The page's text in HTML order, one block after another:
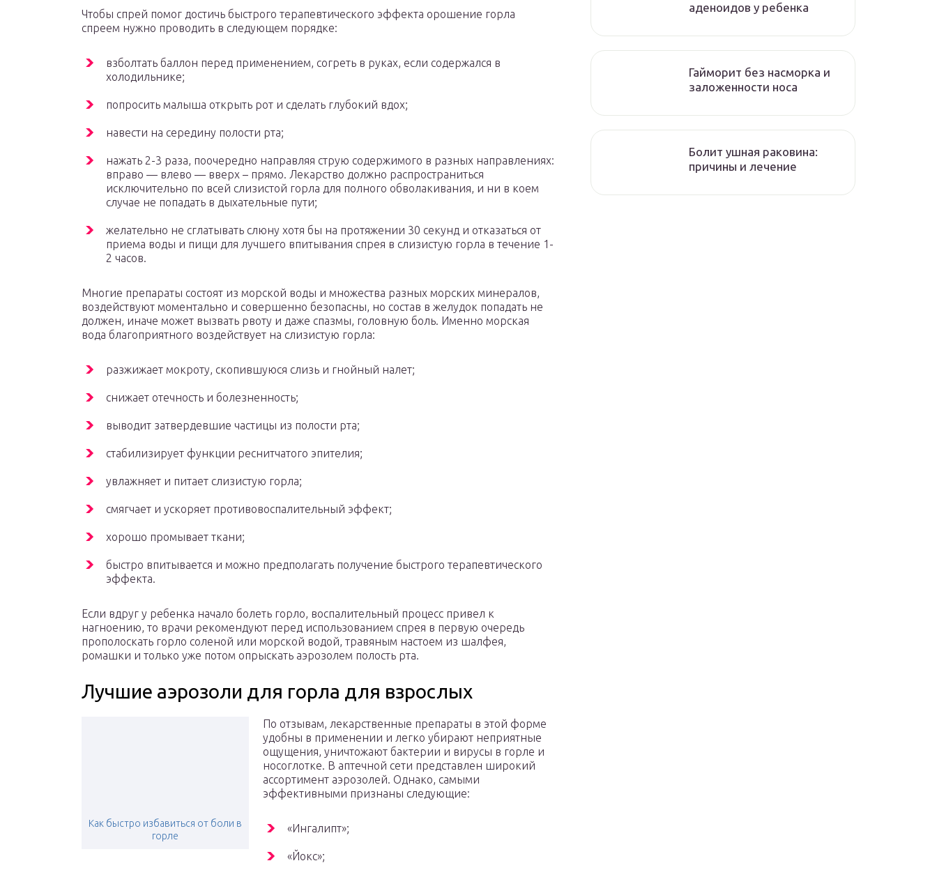
Чтобы спрей помог достичь быстрого терапевтического эффекта орошение горла
спреем нужно проводить в следующем порядке:
взболтать баллон перед применением, согреть в руках, если содержался в
холодильнике;
попросить малыша открыть рот и сделать глубокий вдох;
навести на середину полости рта;
нажать 2-3 раза, поочередно направляя струю содержимого в разных направлениях:
вправо — влево — вверх – прямо. Лекарство должно распространиться
исключительно по всей слизистой горла для полного обволакивания, и ни в коем
случае не попадать в дыхательные пути;
желательно не сглатывать слюну хотя бы на протяжении 30 секунд и отказаться от
приема воды и пищи для лучшего впитывания спрея в слизистую горла в течение 1-
2 часов.
Многие препараты состоят из морской воды и множества разных морских минералов,
воздействуют моментально и совершенно безопасны, но состав в желудок попадать не
должен, иначе может вызвать рвоту и даже спазмы, головную боль. Именно морская
вода благоприятного воздействует на слизистую горла:
разжижает мокроту, скопившуюся слизь и гнойный налет;
снижает отечность и болезненность;
выводит затвердевшие частицы из полости рта;
стабилизирует функции реснитчатого эпителия;
увлажняет и питает слизистую горла;
смягчает и ускоряет противовоспалительный эффект;
хорошо промывает ткани;
быстро впитывается и можно предполагать получение быстрого терапевтического
эффекта.
Если вдруг у ребенка начало болеть горло, воспалительный процесс привел к
нагноению, то врачи рекомендуют перед использованием спрея в первую очередь
прополоскать горло соленой или морской водой, травяным настоем из шалфея,
ромашки и только уже потом опрыскать аэрозолем полость рта.
Лучшие аэрозоли для горла для взрослых
Как быстро избавиться от боли в
горле
По отзывам, лекарственные препараты в этой форме
удобны в применении и легко убирают неприятные
ощущения, уничтожают бактерии и вирусы в горле и
носоглотке. В аптечной сети представлен широкий
ассортимент аэрозолей. Однако, самыми
эффективными признаны следующие:
«Ингалипт»;
«Йокс»;
аденоидов у ребенка
Гайморит без насморка и
заложенности носа
Болит ушная раковина:
причины и лечение